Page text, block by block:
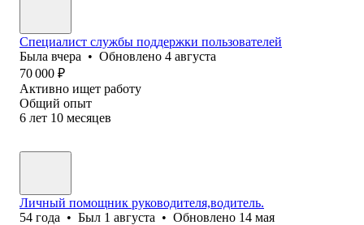
Специалист службы поддержки пользователей
Была вчера • Обновлено 4 августа
70 000 ₽
Активно ищет работу
Общий опыт
6 лет 10 месяцев
Личный помощник руководителя,водитель.
54 года • Был 1 августа • Обновлено 14 мая